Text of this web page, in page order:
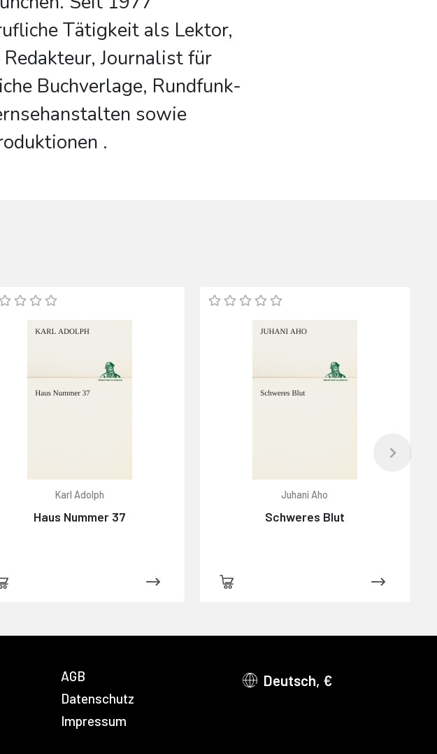
Tätigkeit als Lektor,
Journalist für
Buchverlage, Rundfunk-
sowie
.
Karl Adolph
Haus Nummer 37
Juhani Aho
Schweres Blut
AGB
Datenschutz
Impressum
Deutsch, €